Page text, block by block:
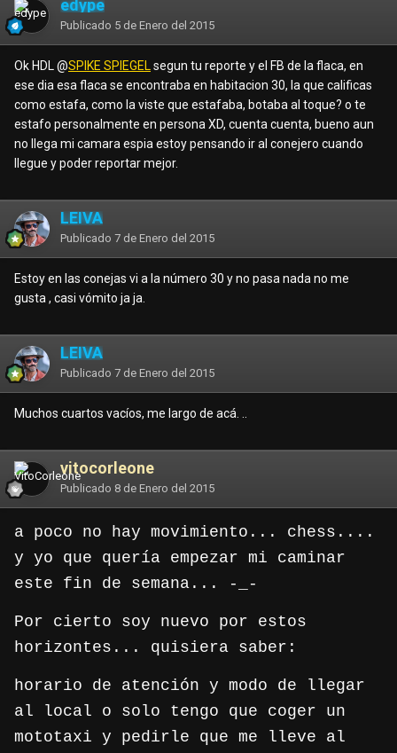
edype
Publicado 5 de Enero del 2015
Ok HDL @SPIKE SPIEGELsegun tu reporte y el FB de la flaca, en
ese dia esa flaca se encontraba en habitacion 30, la que calificas
como estafa, como la viste que estafaba, botaba al toque? o te
estafo personalmente en persona XD, cuenta cuenta, bueno aun
no llega mi camara espia estoy pensando ir al conejero cuando
llegue y poder reportar mejor.
LEIVA
Publicado 7 de Enero del 2015
Estoy en las conejas vi a la número 30 y no pasa nada no me
gusta , casi vómito ja ja.
LEIVA
Publicado 7 de Enero del 2015
Muchos cuartos vacíos, me largo de acá. ..
vitocorleone
Publicado 8 de Enero del 2015
a poco no hay movimiento... chess....
y yo que quería empezar mi caminar
este fin de semana... -_-
Por cierto soy nuevo por estos
horizontes... quisiera saber:
horario de atención y modo de llegar
al local o solo tengo que coger un
mototaxi y pedirle que me lleve al